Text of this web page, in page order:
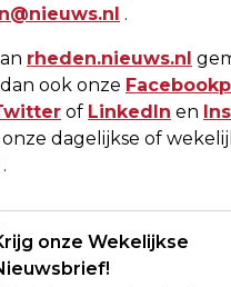
.
rheden.nieuws.nl
ook onze
of LinkedIn en
dagelijkse of
.
onze Wekelijkse